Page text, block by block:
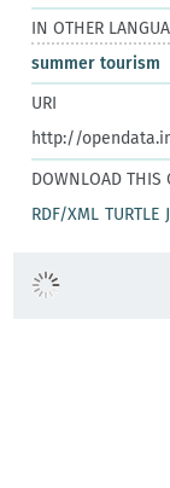
IN OTHER
summer tourism
URI
http://
DOWNLOAD THIS
RDF/XML TURTLE